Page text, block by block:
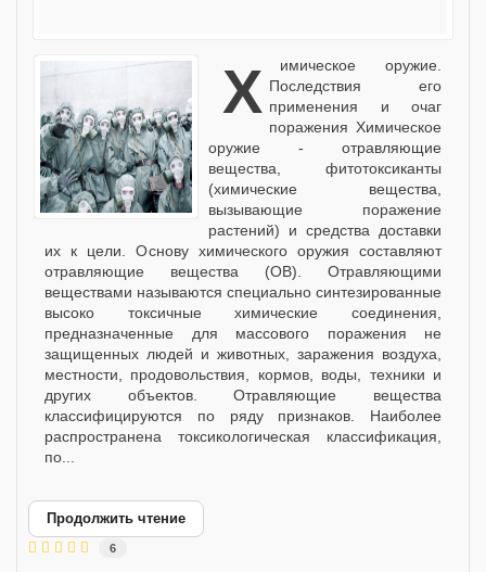
Химическое оружие. Последствия его
применения и очаг
поражения Химическое
оружие - отравляющие
вещества, фитотоксиканты
(химические вещества,
вызывающие поражение
растений) и средства доставки
их к цели. Основу химического оружия составляют
отравляющие вещества (ОВ). Отравляющими
веществами называются специально синтезированные
высоко токсичные химические соединения,
предназначенные для массового поражения не
защищенных людей и животных, заражения воздуха,
местности, продовольствия, кормов, воды, техники и
других объектов. Отравляющие вещества
классифицируются по ряду признаков. Наиболее
распространена токсикологическая классификация,
по...
Продолжить чтение
6